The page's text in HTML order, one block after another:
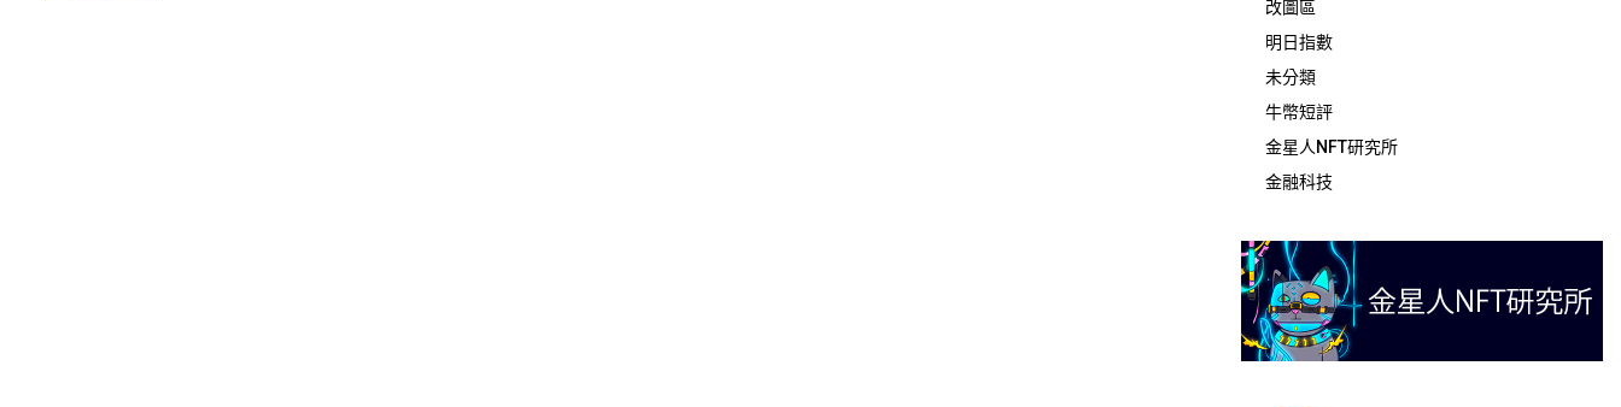
改圖區
明日指數
未分類
牛幣短評
金星人NFT研究所
金融科技